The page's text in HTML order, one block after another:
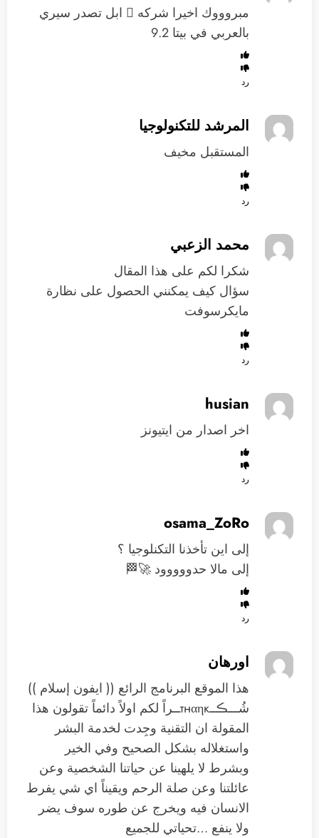
مبروووك اخيرا شركه  ابل تصدر سيري
بالعربي في بيتا 9.2
رد
المرشد للتكنولوجيا
المستقبل مخيف
رد
محمد الزعبي
شكرا لكم على هذا المقال
سؤال كيف يمكنني الحصول على نظارة
مايكرسوفت
رد
husian
اخر اصدار من ايتيونز
رد
osama_ZoRo
إلى اين تأخذنا التكنلوجيا ؟
إلى مالا حدووووود 🚀🏁
رد
اورهان
هذا الموقع البرنامج الرائع (( ايفون إسلام ))
شُـــڪــтнαηкــراً لكم اولاً دائماً تقولون هذا
المقولة ان التقنية وجِدت لخدمة البشر
واستغلاله بشكل الصحيح وفي الخير
وبشرط لا يلهينا عن حياتنا الشخصية وعن
عائلتنا وعن صلة الرحم ويقيناً اي شي يفرط
الانسان فيه ويخرج عن طوره سوف يضر
ولا ينفع …تحياتي للجميع